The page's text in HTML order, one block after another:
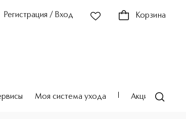
Регистрация / Вход Корзина
Моя система ухода Акции